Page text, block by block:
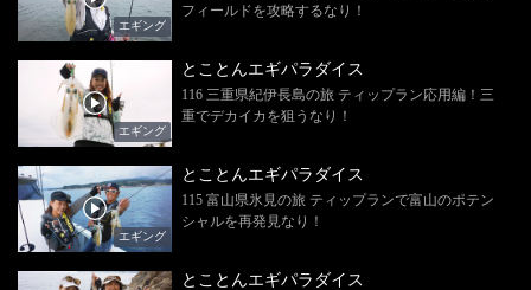
エギング
フィールドを攻略するなり！
エギング
とことんエギパラダイス
116 三重県紀伊長島の旅 ティップラン応用編！三
重でデカイカを狙うなり！
エギング
とことんエギパラダイス
115 富山県氷見の旅 ティップランで富山のポテン
シャルを再発見なり！
とことんエギパラダイス